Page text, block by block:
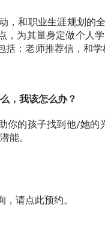
，和职业生涯规划的
，为其量身定做个人
括：老师推荐信，和
，我该怎么办？
你的孩子找到他/她
能。
，请点此预约。